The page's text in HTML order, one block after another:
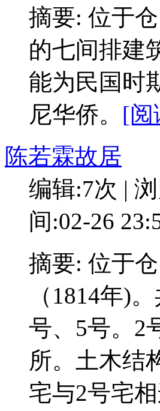
摘要: 位于
的七间排建
能为民国时
尼华侨。 [阅
陈若霖故居
编辑:7次 |
间:02-26
摘要: 位于
（1814年)
号、5号。2
所。土木结
宅与2号宅